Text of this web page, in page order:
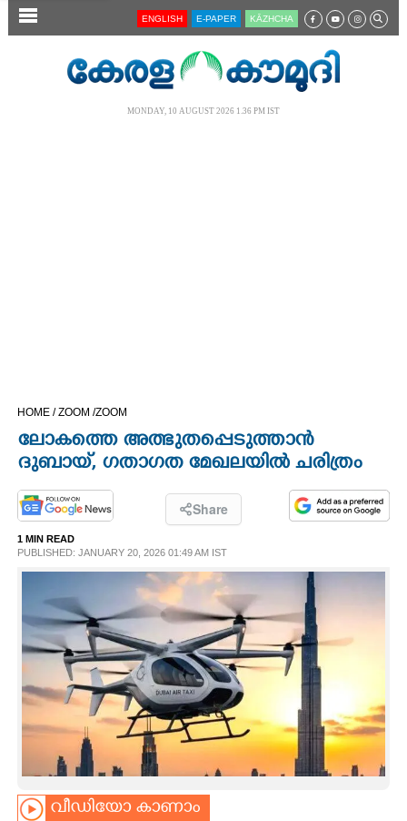
SECTIONS
OPINION
SPIRITUAL
INFO+
ASTRO
ENGLISH E-PAPER KĀZHCHA
MONDAY, 10 AUGUST 2026 1.36 PM IST
HOME /ZOOM /ZOOM
ലോകത്തെ അത്ഭുതപ്പെടുത്താൻ
ദുബായ്, ഗതാഗത മേഖലയിൽ ചരിത്രം
Share
1 MIN READ
PUBLISHED: JANUARY 20, 2026 01:49 AM IST
വീഡിയോ കാണാം